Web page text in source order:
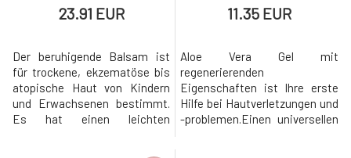
23.91 EUR
Der beruhigende Balsam ist
für trockene, ekzematöse bis
atopische Haut von Kindern
und Erwachsenen bestimmt.
Es hat einen leichten
11.35 EUR
Aloe Vera Gel mit
regenerierenden
Eigenschaften ist Ihre erste
Hilfe bei Hautverletzungen und
-problemen.Einen universellen